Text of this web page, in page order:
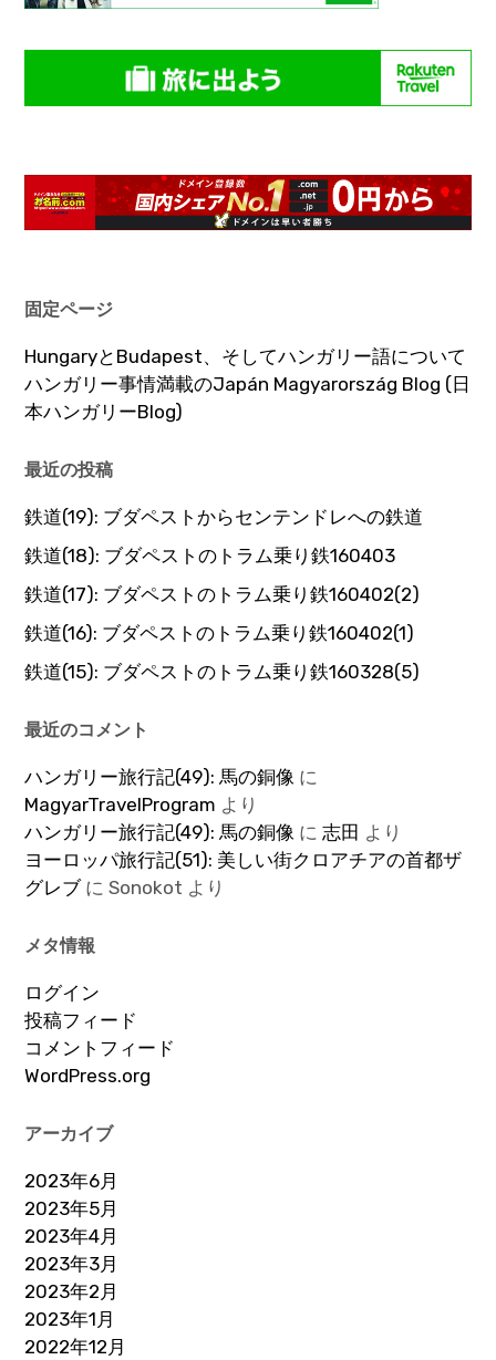
固定ページ
HungaryとBudapest、そしてハンガリー語について
ハンガリー事情満載のJapán Magyarország Blog (日
本ハンガリーBlog)
最近の投稿
鉄道(19): ブダペストからセンテンドレへの鉄道
鉄道(18): ブダペストのトラム乗り鉄160403
鉄道(17): ブダペストのトラム乗り鉄160402(2)
鉄道(16): ブダペストのトラム乗り鉄160402(1)
鉄道(15): ブダペストのトラム乗り鉄160328(5)
最近のコメント
ハンガリー旅行記(49): 馬の銅像 に
MagyarTravelProgram より
ハンガリー旅行記(49): 馬の銅像 に志田 より
ヨーロッパ旅行記(51): 美しい街クロアチアの首都ザ
グレブにSonokot より
メタ情報
ログイン
投稿フィード
コメントフィード
WordPress.org
アーカイブ
2023年6月
2023年5月
2023年4月
2023年3月
2023年2月
2023年1月
2022年12月